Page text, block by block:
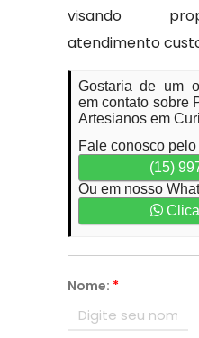
visando
atendimento
Gostaria de um
em contato sobre
Artesianos em
Fale conosco
(15)
Ou em nosso
Nome: *